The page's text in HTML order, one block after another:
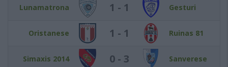
Lunamatrona 1 - 1 Gesturi
Oristanese 1 - 1 Ruinas 81
Simaxis 2014 0 - 3 Sanverese